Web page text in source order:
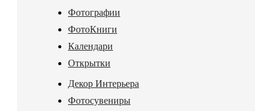
Фотографии
ФотоКниги
Календари
Открытки
Декор Интерьера
Фотосувениры